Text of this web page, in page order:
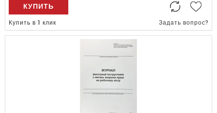
КУПИТЬ
Купить в 1 клик Задать вопрос?